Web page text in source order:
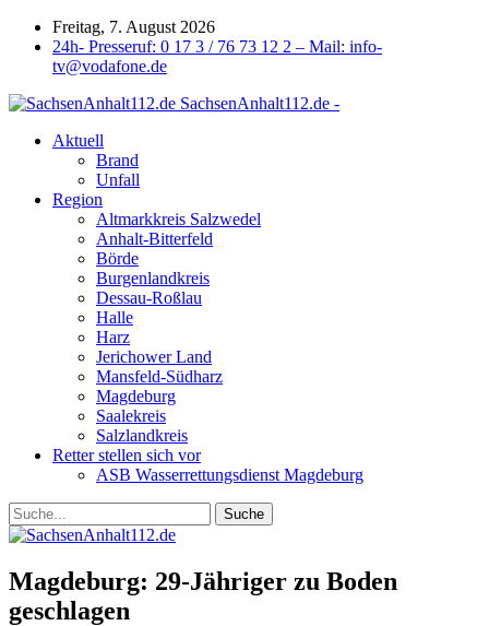
Freitag, 7. August 2026
24h- Presseruf: 0 17 3 / 76 73 12 2 – Mail: info-
tv@vodafone.de
SachsenAnhalt112.de -
Aktuell
Brand
Unfall
Region
Altmarkkreis Salzwedel
Anhalt-Bitterfeld
Börde
Burgenlandkreis
Dessau-Roßlau
Halle
Harz
Jerichower Land
Mansfeld-Südharz
Magdeburg
Saalekreis
Salzlandkreis
Retter stellen sich vor
ASB Wasserrettungsdienst Magdeburg
Magdeburg: 29-Jähriger zu Boden
geschlagen